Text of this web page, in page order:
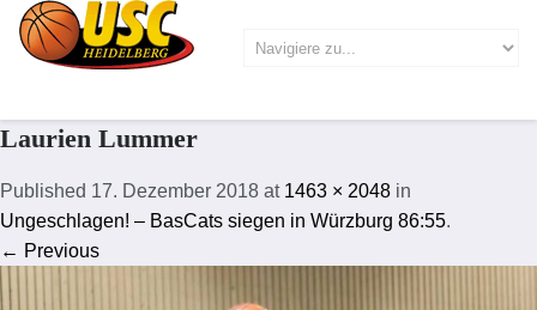
Laurien Lummer
Published 17. Dezember 2018 at 1463 × 2048 in
Ungeschlagen! – BasCats siegen in Würzburg 86:55.
← Previous